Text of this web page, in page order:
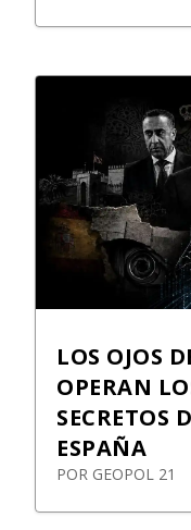
LOS OJOS
OPERAN
SECRETOS
ESPAÑA
POR GEOPOL 21